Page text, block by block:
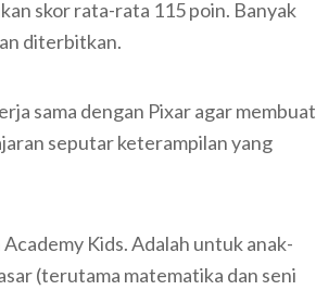
skor rata-rata 115 poin. Banyak
diterbitkan.
sama dengan Pixar agar membuat
seputar keterampilan yang
Kids. Adalah untuk anak-
(terutama matematika dan seni